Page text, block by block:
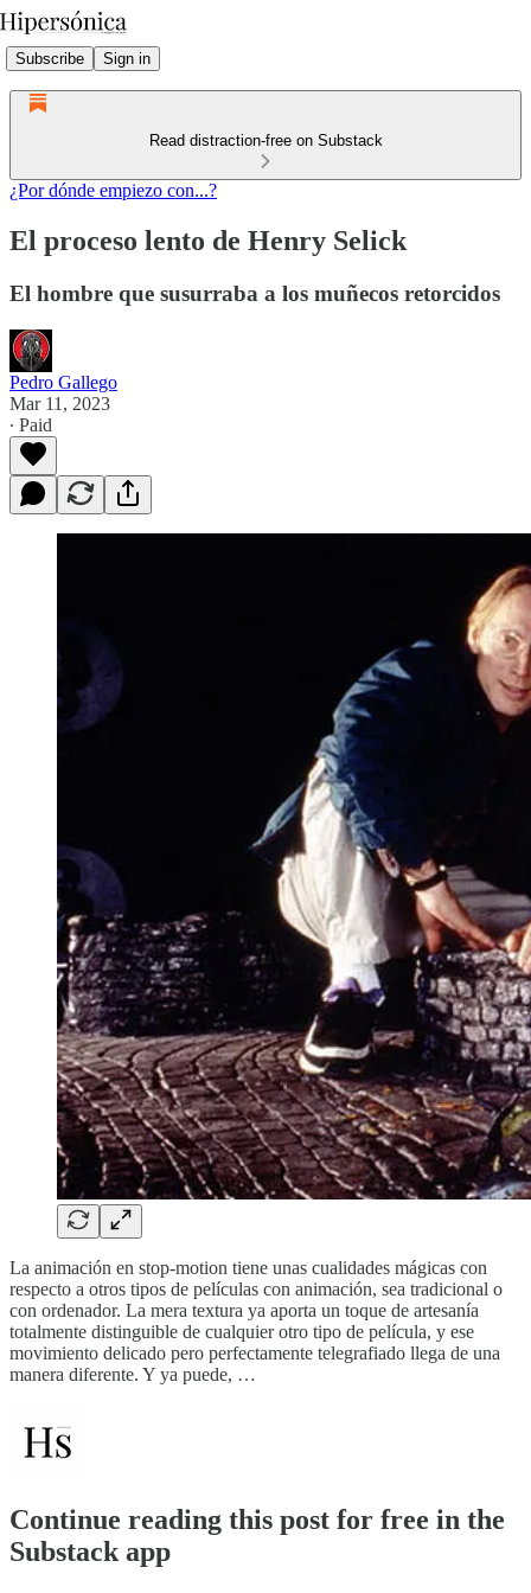
Subscribe Sign in
Read distraction-free on Substack
¿Por dónde empiezo con...?
El proceso lento de Henry Selick
El hombre que susurraba a los muñecos retorcidos
Pedro Gallego
Mar 11, 2023
∙ Paid
La animación en stop-motion tiene unas cualidades mágicas con
respecto a otros tipos de películas con animación, sea tradicional o
con ordenador. La mera textura ya aporta un toque de artesanía
totalmente distinguible de cualquier otro tipo de película, y ese
movimiento delicado pero perfectamente telegrafiado llega de una
manera diferente. Y ya puede, …
Continue reading this post for free in the
Substack app